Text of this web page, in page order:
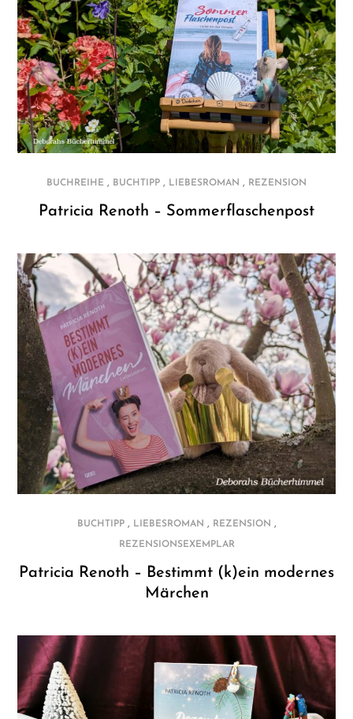
BUCHREIHE , BUCHTIPP , LIEBESROMAN , REZENSION
Patricia Renoth – Sommerflaschenpost
BUCHTIPP, LIEBESROMAN , REZENSION ,
REZENSIONSEXEMPLAR
Patricia Renoth – Bestimmt (k)ein modernes
Märchen